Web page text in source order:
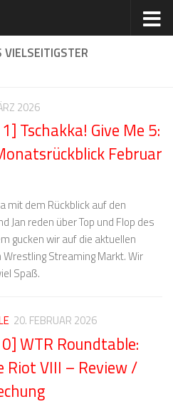
2026
Tschakka! Give Me 5:
Februar
mit dem Rückblick auf den
Jan reden über Top und Flop des
gucken wir auf die aktuellen
Streaming Markt. Wir
Spaß.
20. FEBRUAR 2026
WTR Roundtable:
Riot VIII – Review /